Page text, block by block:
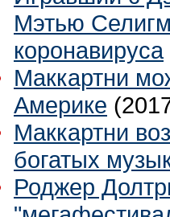
Мэтью
коронавируса
Маккартни
Америке
Маккартни
богатых
Роджер